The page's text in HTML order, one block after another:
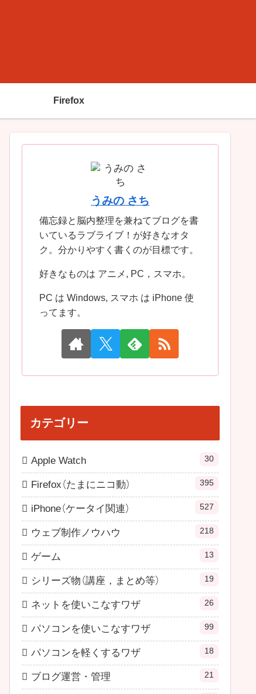
Firefox
うみの さち
備忘録と脳内整理を兼ねてブログを書
いているラブライブ！が好きなオタ
ク。分かりやすく書くのが目標です。
好きなものは アニメ, PC，スマホ。
PC は Windows, スマホ は iPhone 使
ってます。
カテゴリー
Apple Watch 30
Firefox（たまにニコ動） 395
iPhone（ケータイ関連） 527
ウェブ制作ノウハウ 218
ゲーム 13
シリーズ物（講座，まとめ等） 19
ネットを使いこなすワザ 26
パソコンを使いこなすワザ 99
パソコンを軽くするワザ 18
ブログ運営・管理 21